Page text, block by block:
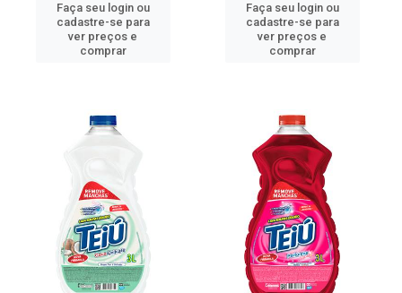
Faça seu login ou
cadastre-se para
ver preços e
comprar
Faça seu login ou
cadastre-se para
ver preços e
comprar